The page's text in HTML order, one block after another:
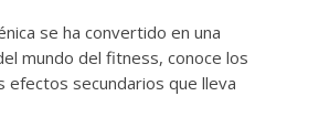
se ha convertido en una
mundo del fitness, conoce los
efectos secundarios que lleva